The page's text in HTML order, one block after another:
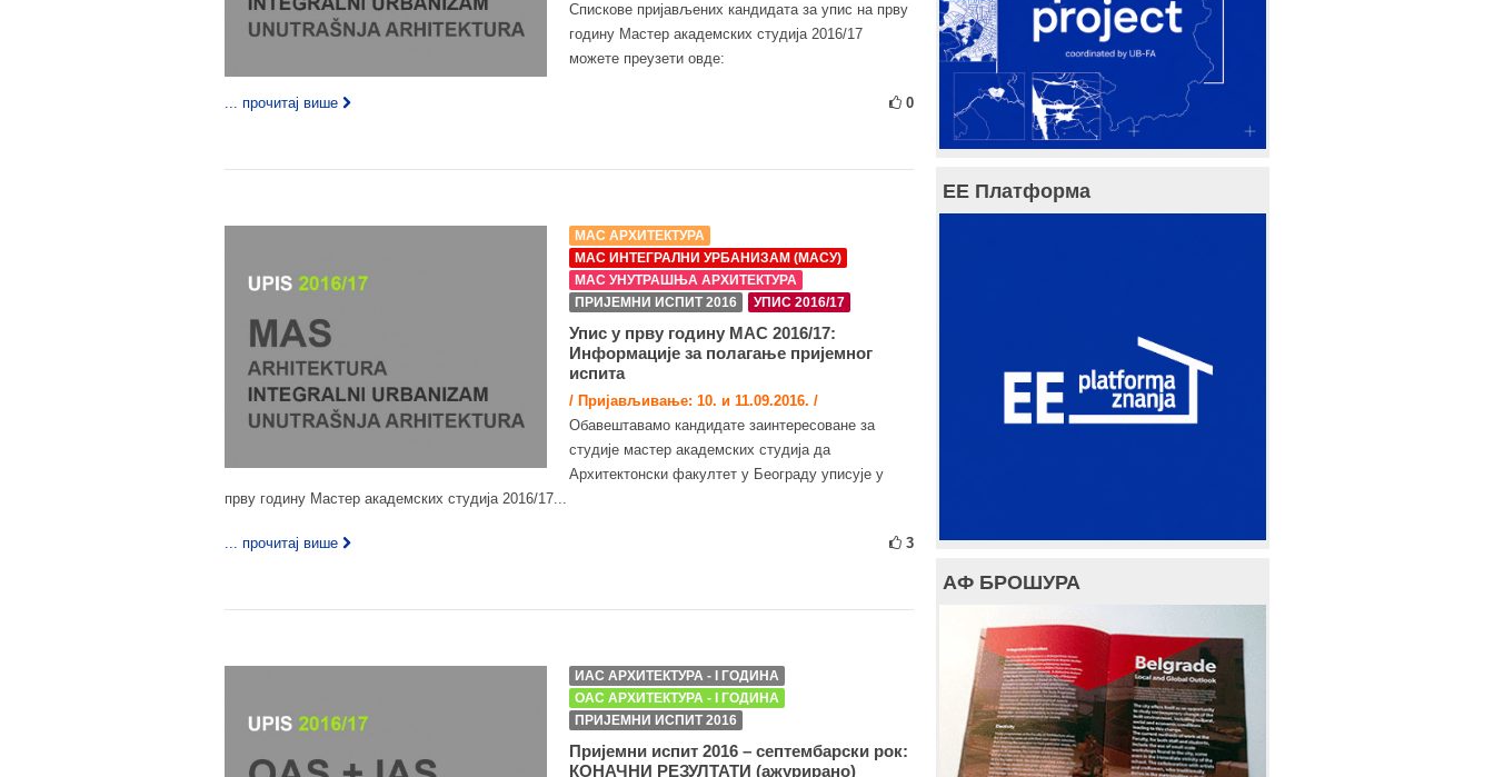
Спискове пријављених кандидата за упис на прву
годину Мастер академских студија 2016/17
можете преузети овде:
... прочитај више 0
МАС АРХИТЕКТУРА
МАС ИНТЕГРАЛНИ УРБАНИЗАМ (МАСУ)
МАС УНУТРАШЊА АРХИТЕКТУРА
ПРИЈЕМНИ ИСПИТ 2016
УПИС 2016/17
Упис у прву годину МАС 2016/17:
Информације за полагање пријемног
испита
/ Пријављивање: 10. и 11.09.2016. /
Обавештавамо кандидате заинтересоване за
студије мастер академских студија да
Архитектонски факултет у Београду уписује у
прву годину Мастер академских студија 2016/17...
... прочитај више 3
ИАС АРХИТЕКТУРА - I ГОДИНА
ОАС АРХИТЕКТУРА - I ГОДИНА
ПРИЈЕМНИ ИСПИТ 2016
Пријемни испит 2016 – септембарски рок:
КОНАЧНИ РЕЗУЛТАТИ (ажурирано)
ЕЕ Платформа
АФ БРОШУРА